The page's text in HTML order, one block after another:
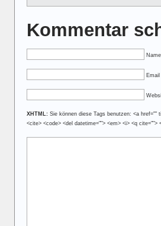
Kommentar
Name
XHTML: Sie können diese Tags benutzen: <a href=""
<cite> <code> <del datetime=""> <em> <i> <q cite="">